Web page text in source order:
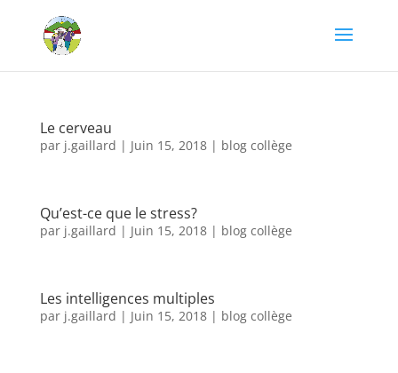
Le cerveau
par j.gaillard | Juin 15, 2018| blog collège
Qu’est-ce que le stress?
par j.gaillard | Juin 15, 2018| blog collège
Les intelligences multiples
par j.gaillard | Juin 15, 2018| blog collège